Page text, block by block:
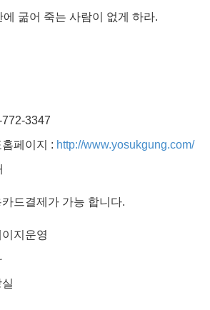
굶어 죽는 사람이 없게 하라.
3347
페이지 : http://www.yosukgung.com/
카드결제가 가능 합니다.
지운영